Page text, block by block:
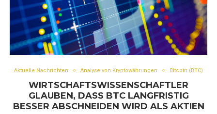
Aktuelle Nachrichten Analyse von Kryptowährungen Bitcoin (BTC)
WIRTSCHAFTSWISSENSCHAFTLER
GLAUBEN, DASS BTC LANGFRISTIG
BESSER ABSCHNEIDEN WIRD ALS AKTIEN